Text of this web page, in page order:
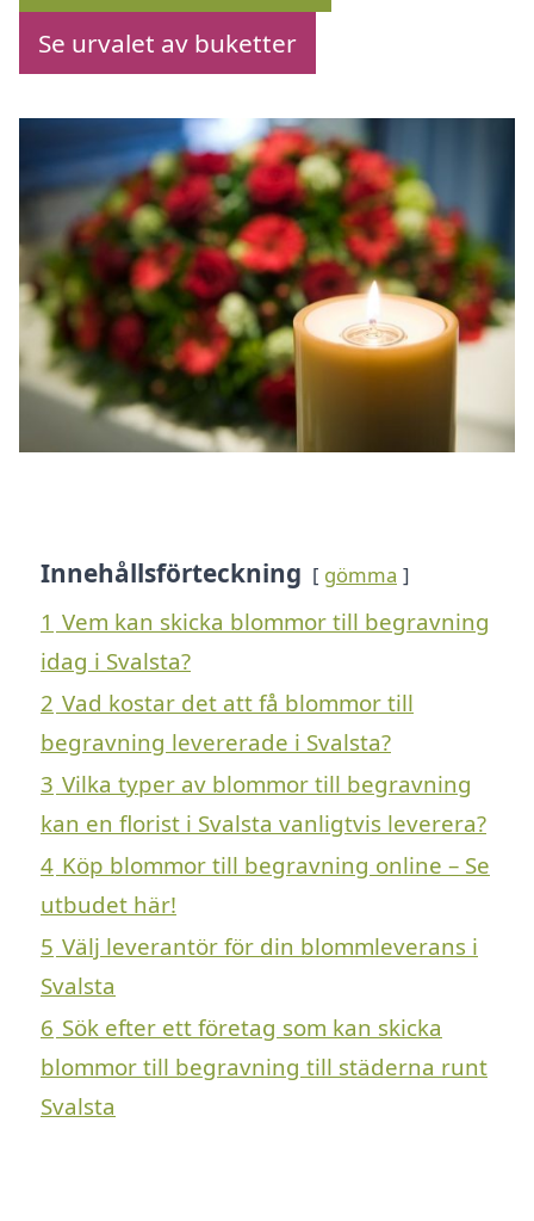
Se urvalet av buketter
Innehållsförteckning gömma
1 Vem kan skicka blommor till begravning
idag i Svalsta?
2 Vad kostar det att få blommor till
begravning levererade i Svalsta?
3 Vilka typer av blommor till begravning
kan en florist i Svalsta vanligtvis leverera?
4 Köp blommor till begravning online – Se
utbudet här!
5 Välj leverantör för din blommleverans i
Svalsta
6 Sök efter ett företag som kan skicka
blommor till begravning till städerna runt
Svalsta